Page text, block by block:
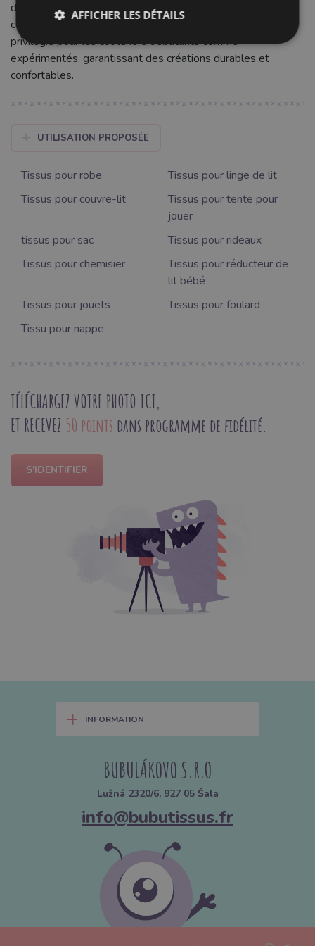
doublures ou de petits éléments de décoration comme des
coussins ou des pochettes. Sa polyvalence en fait un choix
privilégié pour les couturiers débutants comme
expérimentés, garantissant des créations durables et
confortables.
UTILISATION PROPOSÉE
Tissus pour robe
Tissus pour linge de lit
Tissus pour couvre-lit
Tissus pour tente pour
jouer
tissus pour sac
Tissus pour rideaux
Tissus pour chemisier
Tissus pour réducteur de
lit bébé
Tissus pour jouets
Tissus pour foulard
Tissu pour nappe
TÉLÉCHARGEZ VOTRE PHOTO ICI,
ET RECEVEZ 50 points dans programme de fidélité.
S'IDENTIFIER
+ INFORMATION
BUBULÁKOVO S.R.O
Lužná 2320/6, 927 05 Šala
info@bubutissus.fr
AFFICHER LES DÉTAILS